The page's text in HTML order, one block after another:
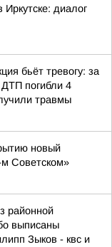
диалог
бьёт тревогу: за
погибли 4
травмы
новый
Советском»
районной
выписаны
Зыков - квс и